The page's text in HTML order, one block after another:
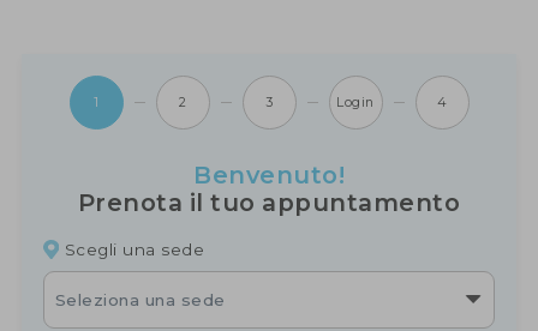
1 2 3 Login 4
Benvenuto!
Prenota il tuo appuntamento
Scegli una sede
Seleziona una sede